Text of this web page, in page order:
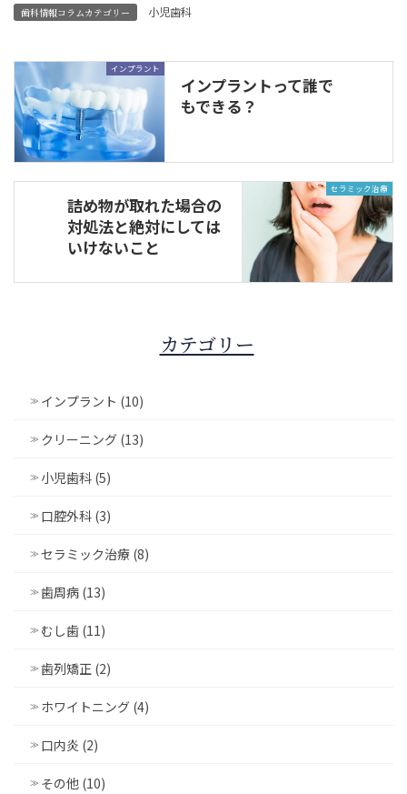
歯科情報コラムカテゴリー 小児歯科
インプラント
インプラントって誰で
もできる？
セラミック治療
詰め物が取れた場合の
対処法と絶対にしては
いけないこと
カテゴリー
インプラント (10)
クリーニング (13)
小児歯科 (5)
口腔外科 (3)
セラミック治療 (8)
歯周病 (13)
むし歯 (11)
歯列矯正 (2)
ホワイトニング (4)
口内炎 (2)
その他 (10)